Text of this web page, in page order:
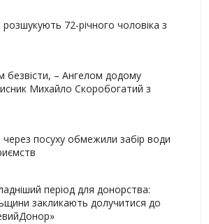
72-річного чоловіка з
безвісти, – Ангелом додому
Михайло Скоробогатий з
через посуху обмежили забір води
період для донорства:
закликають долучитися до